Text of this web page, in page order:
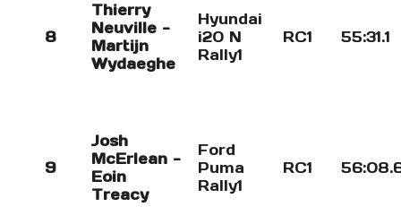
8
Thierry
Neuville -
Martijn
Wydaeghe
Hyundai
i20 N
Rally1
RC1 55:31.1
9
Josh
McErlean -
Eoin
Treacy
Ford
Puma
Rally1
RC1